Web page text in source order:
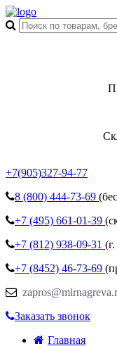
+7(905)327-94-77
8 (800) 444-73-69
+7 (495) 661-01-39
+7 (812) 938-09-31
+7 (8452) 46-73-69
Заказать звонок
Главная